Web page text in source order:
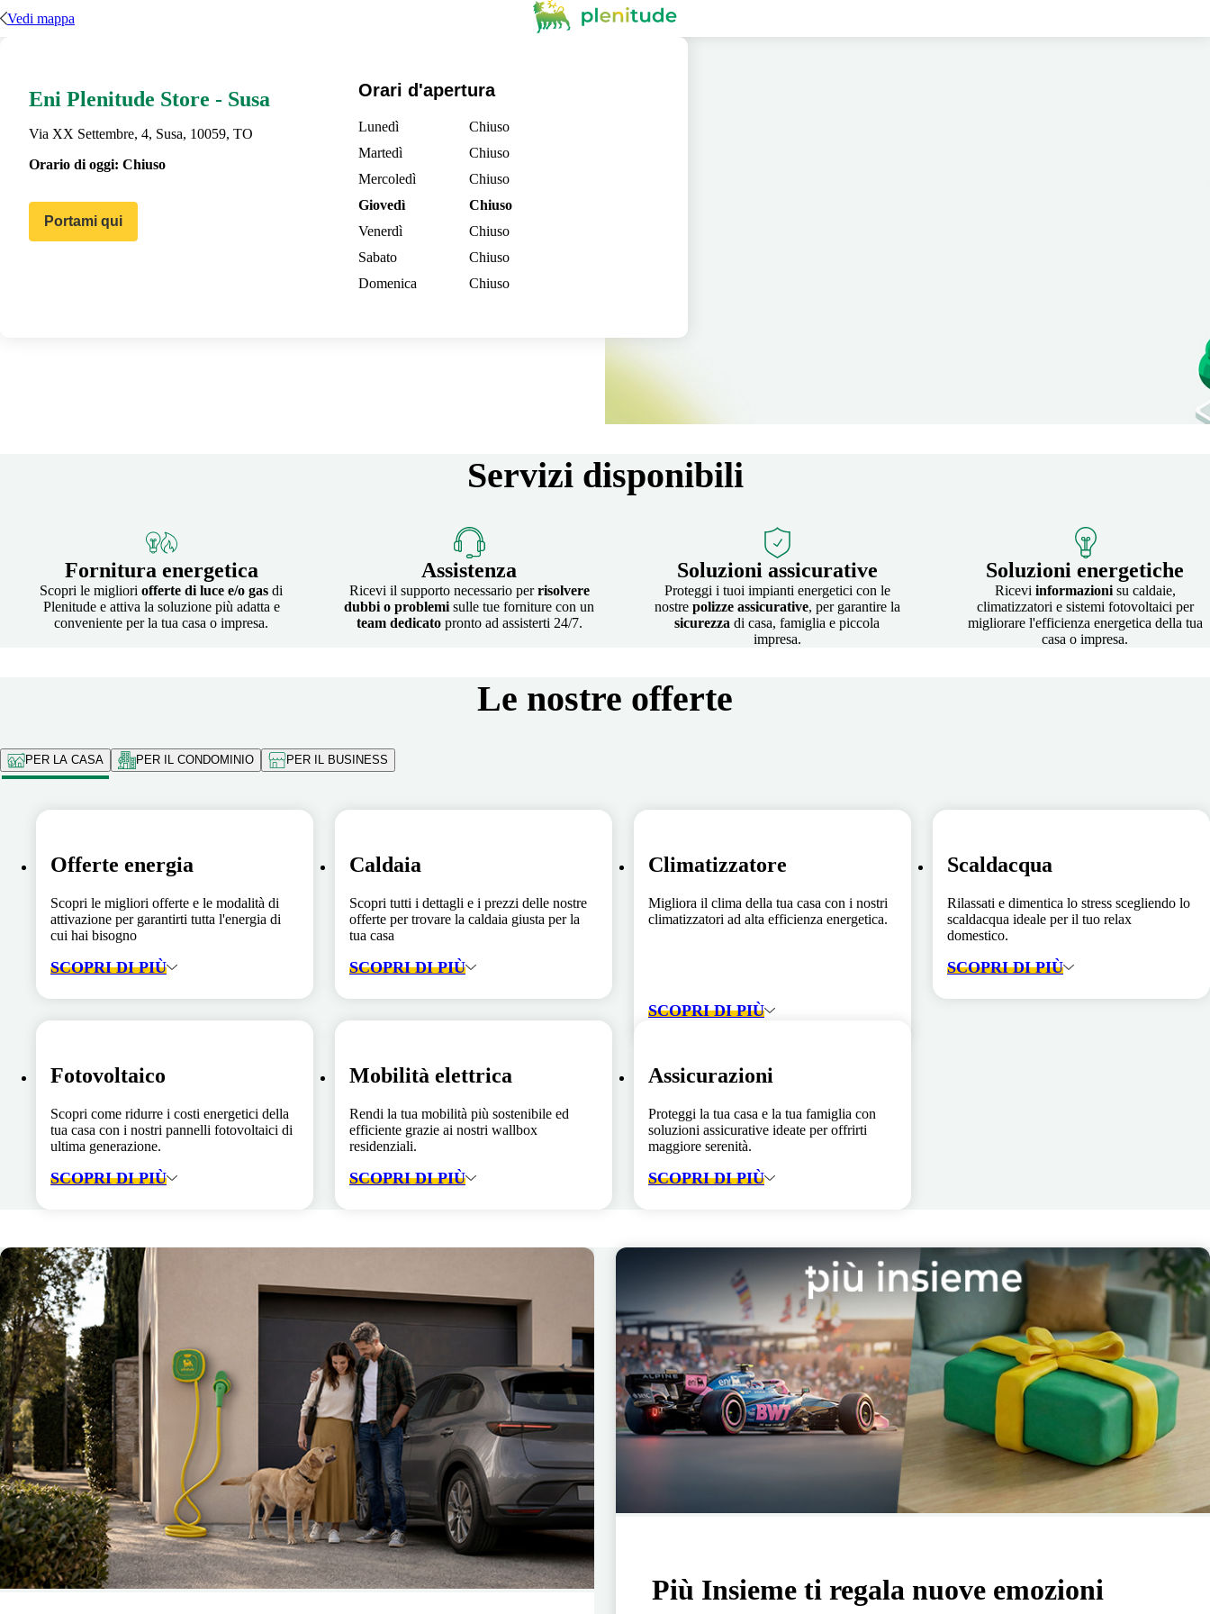
Vedi mappa
Eni Plenitude Store - Susa
Via XX Settembre, 4, Susa, 10059, TO
Orario di oggi: Chiuso
Portami qui
Orari d'apertura
Lunedì
Chiuso
Martedì
Chiuso
Mercoledì
Chiuso
Giovedì
Chiuso
Venerdì
Chiuso
Sabato
Chiuso
Domenica
Chiuso
Servizi disponibili
Fornitura energetica
Scopri le migliori offerte di luce e/o gas di
Plenitude e attiva la soluzione più adatta e
conveniente per la tua casa o impresa.
Assistenza
Ricevi il supporto necessario perrisolvere
dubbi o problemi sulle tue forniture con un
team dedicatopronto ad assisterti 24/7.
Soluzioni assicurative
Proteggi i tuoi impianti energetici con le
nostre polizze assicurative, per garantire la
sicurezza di casa, famiglia e piccola
impresa.
Soluzioni energetiche
Ricevi informazionisu caldaie,
climatizzatori e sistemi fotovoltaici per
migliorare l'efficienza energetica della tua
casa o impresa.
Le nostre offerte
PER LA CASA PER IL CONDOMINIO PER IL BUSINESS
Offerte energia
Scopri le migliori offerte e le modalità di
attivazione per garantirti tutta l'energia di
cui hai bisogno
SCOPRI DI PIÙ
Caldaia
Scopri tutti i dettagli e i prezzi delle nostre
offerte per trovare la caldaia giusta per la
tua casa
SCOPRI DI PIÙ
Climatizzatore
Migliora il clima della tua casa con i nostri
climatizzatori ad alta efficienza energetica.
SCOPRI DI PIÙ
Scaldacqua
Rilassati e dimentica lo stress scegliendo lo
scaldacqua ideale per il tuo relax
domestico.
SCOPRI DI PIÙ
Fotovoltaico
Scopri come ridurre i costi energetici della
tua casa con i nostri pannelli fotovoltaici di
ultima generazione.
SCOPRI DI PIÙ
Mobilità elettrica
Rendi la tua mobilità più sostenibile ed
efficiente grazie ai nostri wallbox
residenziali.
SCOPRI DI PIÙ
Assicurazioni
Proteggi la tua casa e la tua famiglia con
soluzioni assicurative ideate per offrirti
maggiore serenità.
SCOPRI DI PIÙ
Più Insieme ti regala nuove emozioni